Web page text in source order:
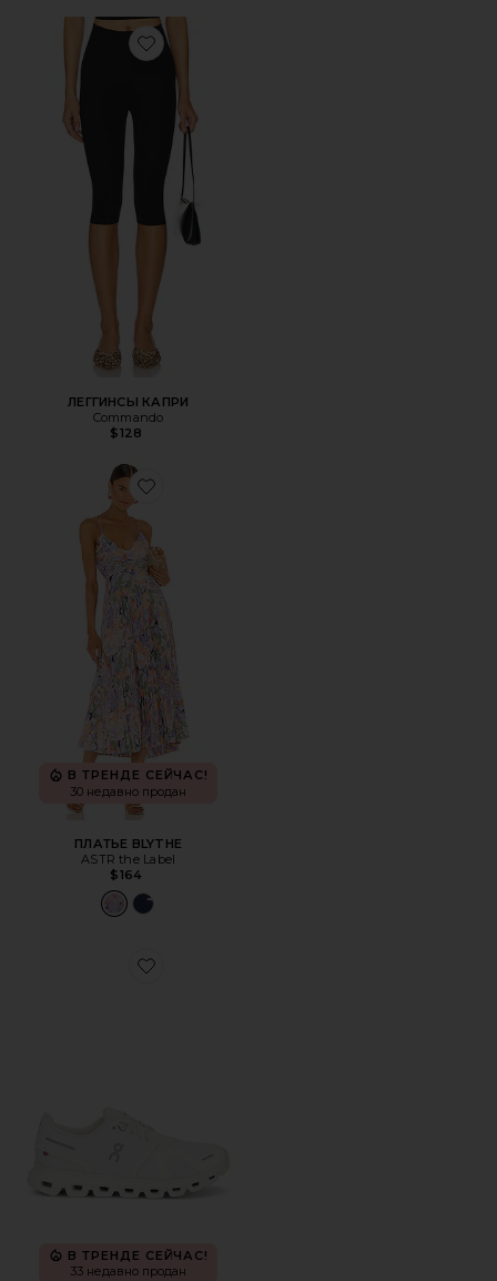
Favorite ЛЕГГИНСЫ КАПРИ
ЛЕГГИНСЫ КАПРИ
Commando
$128
Favorite ПЛАТЬЕ BLYTHE
В ТРЕНДЕ СЕЙЧАС!
30 недавно продан
ПЛАТЬЕ BLYTHE
ASTR the Label
$164
Favorite КРОССОВКИ CLOUD 6
В ТРЕНДЕ СЕЙЧАС!
33 недавно продан